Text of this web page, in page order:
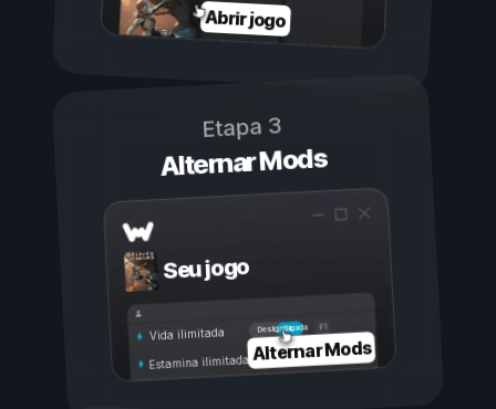
Abrir jogo
Etapa 3
Alternar Mods
Seu jogo
Ligada
Desligada
Vida ilimitada
Estamina ilimitadaAlternar Mods